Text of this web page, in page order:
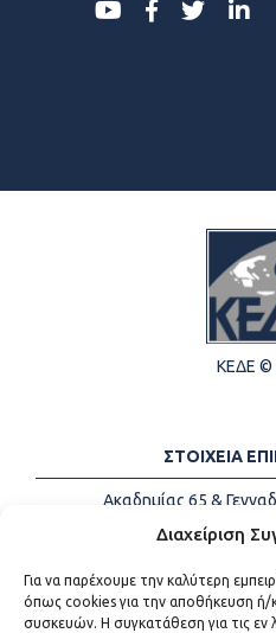
Διαχείριση
Για να παρέχουμε την καλύτερη
όπως cookies για την αποθήκευση ή/
συσκευών. Η συγκατάθεση για τις εν
ΚΕΔΕ ©
ΣΤΟΙΧΕΙΑ
Ακαδημίας 65 &
Τηλέφωνα:
Email: